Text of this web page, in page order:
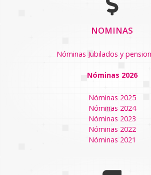
NOMINAS
Nóminas Jubilados y
Nóminas 2026
Nóminas 2025
Nóminas 2024
Nóminas 2023
Nóminas 2022
Nóminas 2021